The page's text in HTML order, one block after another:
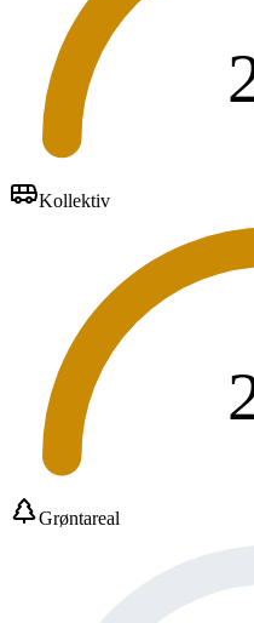
Kollektiv
Grøntareal